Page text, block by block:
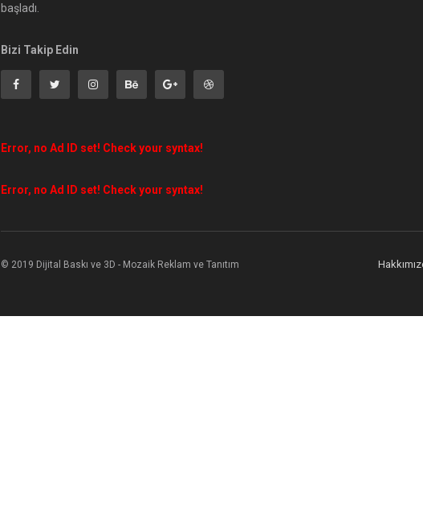
başladı.
Bizi Takip Edin
Error, no Ad ID set! Check your syntax!
Error, no Ad ID set! Check your syntax!
© 2019 Dijital Baskı ve 3D - Mozaik Reklam ve Tanıtım